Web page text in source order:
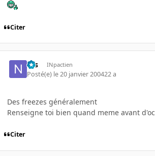
Citer
Nis INpactien
Posté(e) le 20 janvier 200422 a
Des freezes généralement
Renseigne toi bien quand meme avant d'oc
Citer